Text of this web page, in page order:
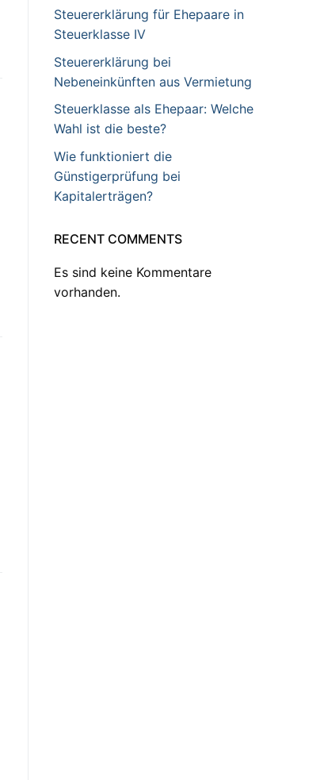
Steuererklärung für Ehepaare in
Steuerklasse IV
Steuererklärung bei
Nebeneinkünften aus Vermietung
Steuerklasse als Ehepaar: Welche
Wahl ist die beste?
Wie funktioniert die
Günstigerprüfung bei
Kapitalerträgen?
RECENT COMMENTS
Es sind keine Kommentare
vorhanden.